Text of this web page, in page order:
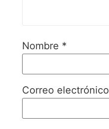
Nombre *
Correo electrónico